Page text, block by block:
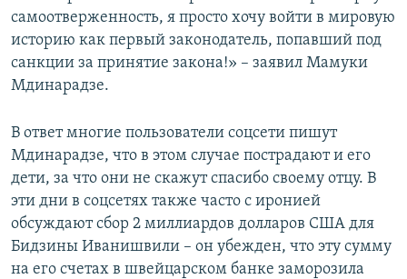
самоотверженность, я просто хочу войти в мировую
историю как первый законодатель, попавший под
санкции за принятие закона!» – заявил Мамуки
Мдинарадзе.
В ответ многие пользователи соцсети пишут
Мдинарадзе, что в этом случае пострадают и его
дети, за что они не скажут спасибо своему отцу. В
эти дни в соцсетях также часто с иронией
обсуждают сбор 2 миллиардов долларов США для
Бидзины Иванишвили – он убежден, что эту сумму
на его счетах в швейцарском банке заморозила